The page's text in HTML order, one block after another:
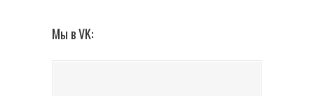
Мы в VK: